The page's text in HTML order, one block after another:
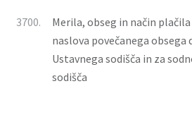
3700.
Merila, obseg in način
naslova povečanega obsega
Ustavnega sodišča in za
sodišča